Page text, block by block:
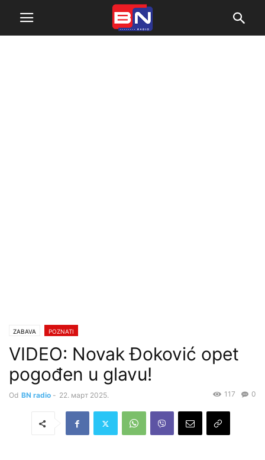
ZABAVA POZNATI
VIDEO: Novak Đoković opet
pogođen u glavu!
Od BN radio - 22. март 2025. 0
117